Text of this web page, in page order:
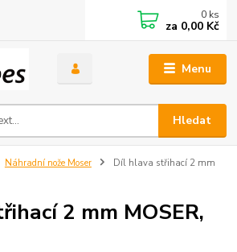
Menu
Hledat
0 ks
za 0,00 Kč
Náhradní nože Moser
Díl hlava střihací 2 mm
2 mm MOSER,